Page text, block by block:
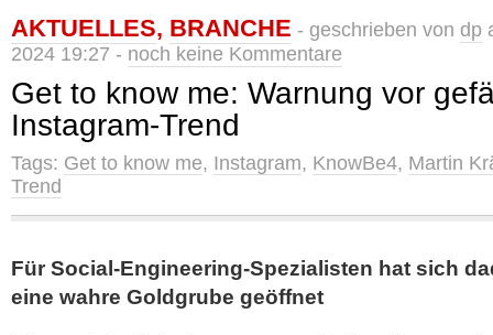
AKTUELLES, BRANCHE - geschrieben von dp
2024 19:27 - noch keine Kommentare
Get to know me: Warnung vor
Instagram-Trend
Tags: Get to know me, Instagram, KnowBe4, Martin
Trend
Für Social-Engineering-Spezialisten hat sich
eine wahre Goldgrube geöffnet